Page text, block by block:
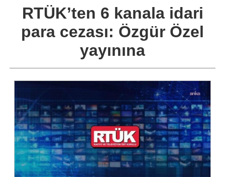
RTÜK’ten 6 kanala idari
para cezası: Özgür Özel
yayınına